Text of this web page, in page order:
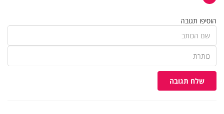
הוסיפו תגובה
שלח תגובה